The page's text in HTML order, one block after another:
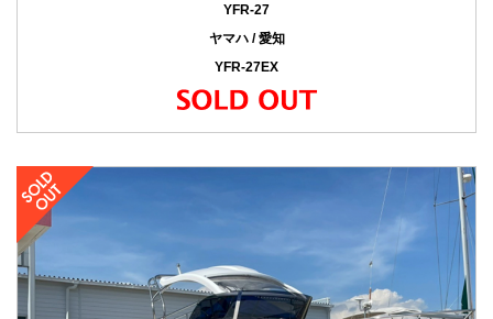
YFR-27
ヤマハ / 愛知
YFR-27EX